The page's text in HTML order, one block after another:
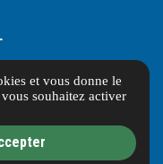
et vous donne le
souhaitez activer